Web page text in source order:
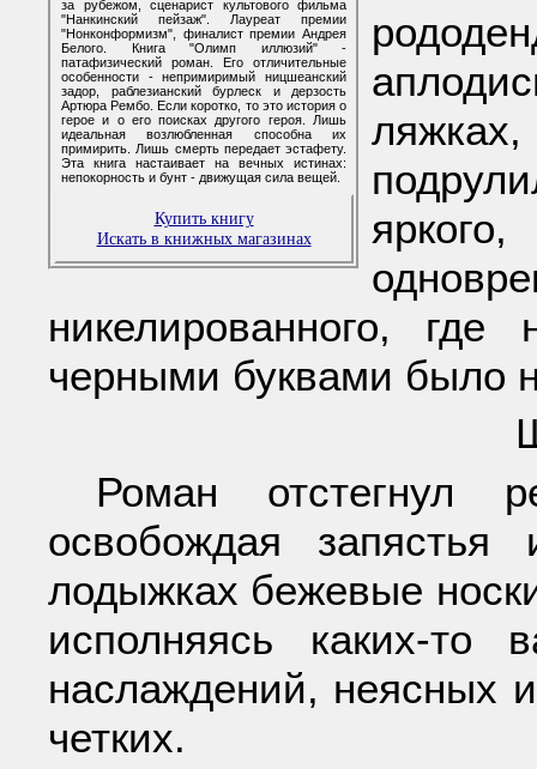
за рубежом, сценарист культового фильма
"Нанкинский пейзаж". Лауреат премии
"Нонконформизм", финалист премии Андрея
Белого. Книга "Олимп иллюзий" -
патафизический роман. Его отличительные
особенности - непримиримый ницшеанский
задор, раблезианский бурлеск и дерзость
Артюра Рембо. Если коротко, то это история о
герое и о его поисках другого героя. Лишь
идеальная возлюбленная способна их
примирить. Лишь смерть передает эстафету.
Эта книга настаивает на вечных истинах:
непокорность и бунт - движущая сила вещей.
Купить книгу
Искать в книжных магазинах
никелированного,
черными буквами было
Роман отстегнул
освобождая
лодыжках бежевые
исполняясь каких-то
наслаждений, неясных
четких.